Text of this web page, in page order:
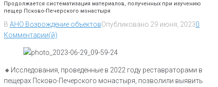
Продолжается систематизация материалов, полученных при изучению
пещер Псково-Печерского монастыря
В АНО Возрождение объектовОпубликовано 29 июня, 20230
Комментарии(й)
🔸️Исследования, проведенные в 2022 году реставраторами в
пещерах Псково-Печерского монастыря, позволили выявить